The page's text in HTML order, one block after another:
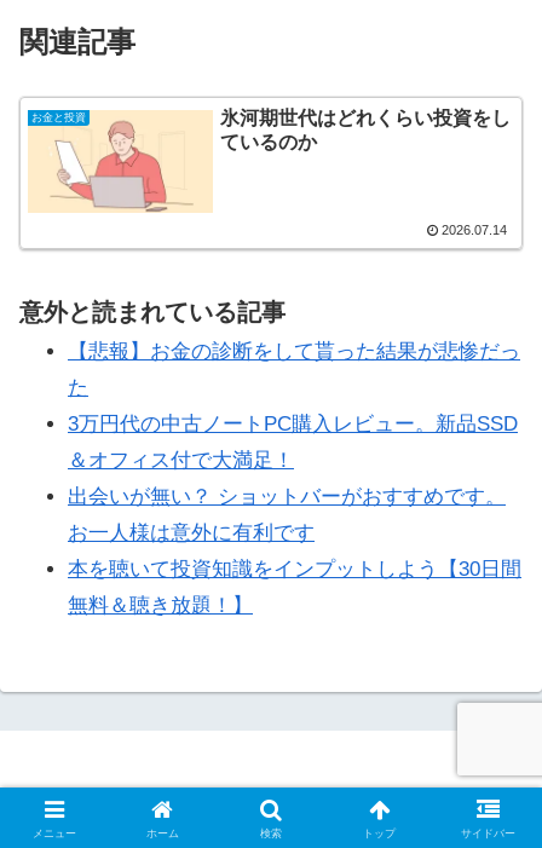
関連記事
お金と投資
氷河期世代はどれくらい投資をし
ているのか
2026.07.14
意外と読まれている記事
【悲報】お金の診断をして貰った結果が悲惨だっ
た
3万円代の中古ノートPC購入レビュー。新品SSD
＆オフィス付で大満足！
出会いが無い？ ショットバーがおすすめです。
お一人様は意外に有利です
本を聴いて投資知識をインプットしよう【30日間
無料＆聴き放題！】
プライバシーポリシー
サイトマップ
メニュー ホーム 検索 トップ サイドバー